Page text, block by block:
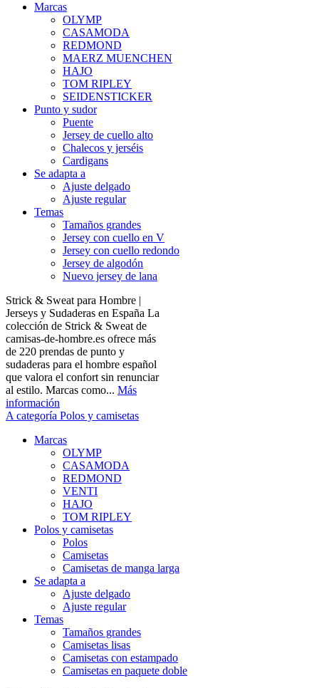
Marcas
OLYMP
CASAMODA
REDMOND
MAERZ MUENCHEN
HAJO
TOM RIPLEY
SEIDENSTICKER
Punto y sudor
Puente
Jersey de cuello alto
Chalecos y jerséis
Cardigans
Se adapta a
Ajuste delgado
Ajuste regular
Temas
Tamaños grandes
Jersey con cuello en V
Jersey con cuello redondo
Jersey de algodón
Nuevo jersey de lana
Strick & Sweat para Hombre |
Jerseys y Sudaderas en España La
colección de Strick & Sweat de
camisas-de-hombre.es ofrece más
de 220 prendas de punto y
sudaderas para el hombre español
que valora el confort sin renunciar
al estilo. Marcas como... Más
información
A categoría Polos y camisetas
Marcas
OLYMP
CASAMODA
REDMOND
VENTI
HAJO
TOM RIPLEY
Polos y camisetas
Polos
Camisetas
Camisetas de manga larga
Se adapta a
Ajuste delgado
Ajuste regular
Temas
Tamaños grandes
Camisetas lisas
Camisetas con estampado
Camisetas en paquete doble